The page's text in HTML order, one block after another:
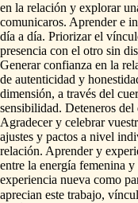
en la relación y explorar
comunicaros. Aprender e
día a día. Priorizar el
presencia con el otro sin
Generar confianza en la
de autenticidad y
dimensión, a través del
sensibilidad. Deteneros del
Agradecer y celebrar
ajustes y pactos a nivel
relación. Aprender y
entre la energía femenina y
experiencia nueva como
aprecian este trabajo,